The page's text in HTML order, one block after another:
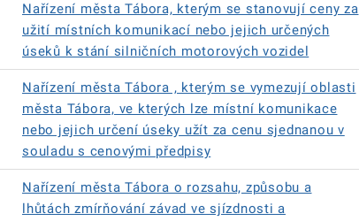
Nařízení města Tábora, kterým se stanovují ceny za
užití místních komunikací nebo jejich určených
úseků k stání silničních motorových vozidel
Nařízení města Tábora , kterým se vymezují oblasti
města Tábora, ve kterých lze místní komunikace
nebo jejich určení úseky užít za cenu sjednanou v
souladu s cenovými předpisy
Nařízení města Tábora o rozsahu, způsobu a
lhůtách zmírňování závad ve sjízdnosti a